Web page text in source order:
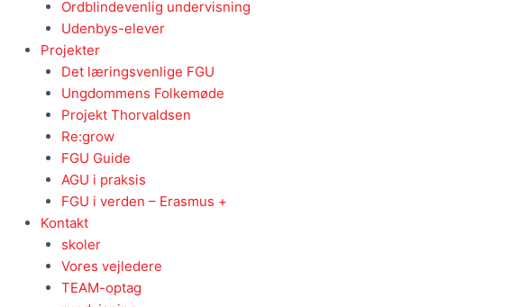
Ordblindevenlig undervisning
Udenbys-elever
Projekter
Det læringsvenlige FGU
Ungdommens Folkemøde
Projekt Thorvaldsen
Re:grow
FGU Guide
AGU i praksis
FGU i verden – Erasmus +
Kontakt
skoler
Vores vejledere
TEAM-optag